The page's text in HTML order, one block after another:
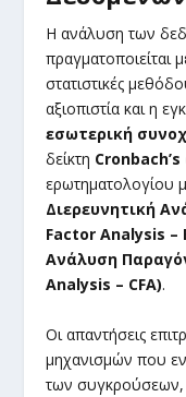
Η ανάλυση των
πραγματοποιείται
στατιστικές
αξιοπιστία και η
εσωτερική
δείκτη Cronbach’s
ερωτηματολογίου
Διερευνητική
Factor Analysis –
Ανάλυση
Analysis – CFA).
Οι απαντήσεις
μηχανισμών που
των συγκρούσεων,